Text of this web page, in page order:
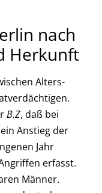
nach
Herkunft
Alters-
B.Z, daß bei
Anstieg der
Jahr
erfasst.
Männer.